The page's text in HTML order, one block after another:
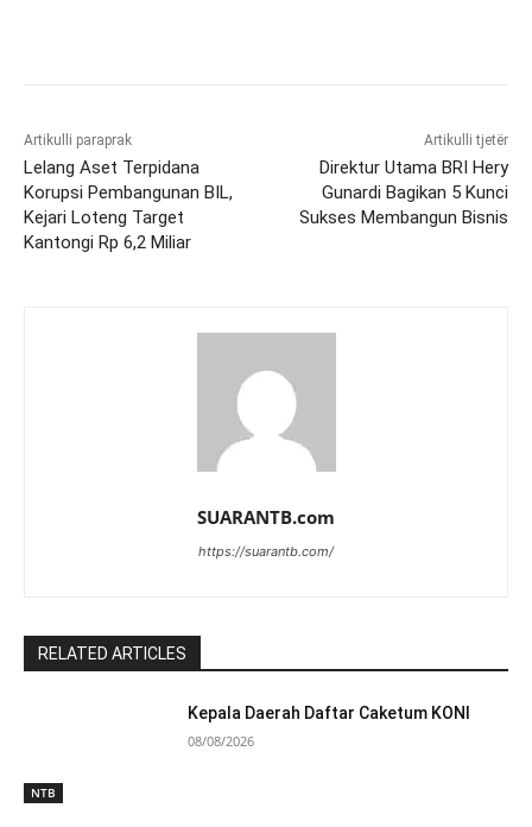
Artikulli paraprak
Lelang Aset Terpidana
Korupsi Pembangunan BIL,
Kejari Loteng Target
Kantongi Rp 6,2 Miliar
Artikulli tjetër
Direktur Utama BRI Hery
Gunardi Bagikan 5 Kunci
Sukses Membangun Bisnis
SUARANTB.com
https://suarantb.com/
RELATED ARTICLES
NTB
Kepala Daerah Daftar Caketum KONI
08/08/2026